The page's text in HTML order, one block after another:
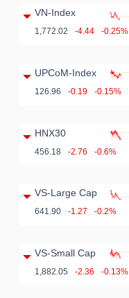
VN-Index
1,772.02 -4.44 -0.25%
UPCoM-Index
126.96 -0.19 -0.15%
HNX30
456.18 -2.76 -0.6%
VS-Large Cap
641.90 -1.27 -0.2%
VS-Small Cap
1,882.05 -2.36 -0.13%